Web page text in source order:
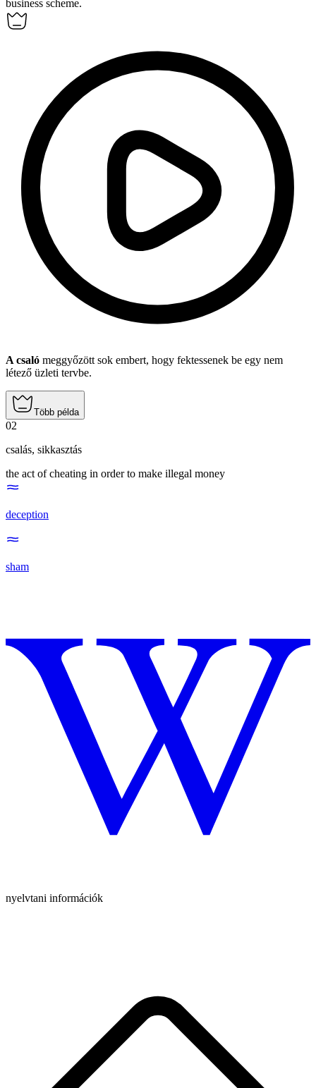
business scheme.
A csaló meggyőzött sok embert, hogy fektessenek be egy nem
létező üzleti tervbe.
Több példa
02
csalás, sikkasztás
the act of cheating in order to make illegal money
deception
sham
nyelvtani információk